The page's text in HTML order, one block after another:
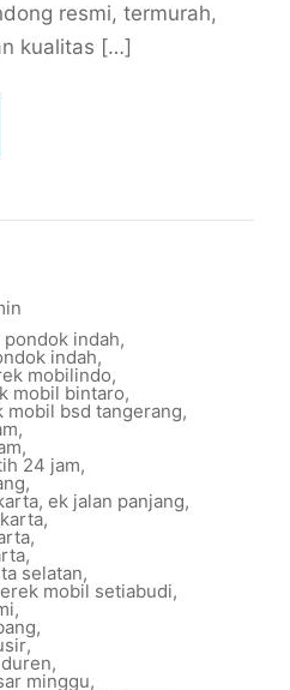
resmi, termurah,
kualitas […]
indah,
indah,
mobilindo,
mobil bintaro,
mobil bsd tangerang,
,
,
24 jam,
,
, ek jalan panjang,
,
,
,
selatan,
mobil setiabudi,
,
,
,
,
minggu,